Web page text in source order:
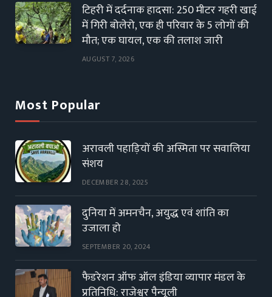
टिहरी में दर्दनाक हादसा: 250 मीटर गहरी खाई
में गिरी बोलेरो, एक ही परिवार के 5 लोगों की
मौत; एक घायल, एक की तलाश जारी
AUGUST 7, 2026
Most Popular
अरावली पहाड़ियों की अस्मिता पर सवालिया
संशय
DECEMBER 28, 2025
दुनिया में अमनचैन, अयुद्ध एवं शांति का
उजाला हो
SEPTEMBER 20, 2024
फैडरेशन ऑफ ऑल इंडिया व्यापार मंडल के
प्रतिनिधि: राजेश्वर पैन्यूली